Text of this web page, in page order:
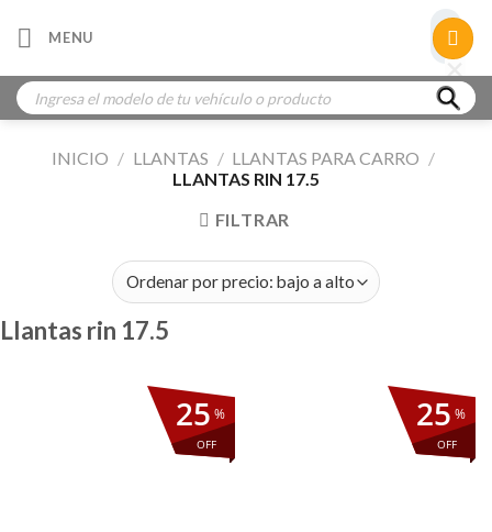
MENU
Búsqueda
de
productos
INICIO / LLANTAS / LLANTAS PARA CARRO /
LLANTAS RIN 17.5
FILTRAR
Llantas rin 17.5
%
OFF
25 %
OFF
25
×
×
×